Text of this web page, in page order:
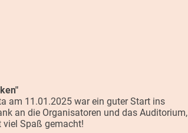
am 11.01.2025 war ein guter Start ins
an die Organisatoren und das Auditorium,
Spaß gemacht!